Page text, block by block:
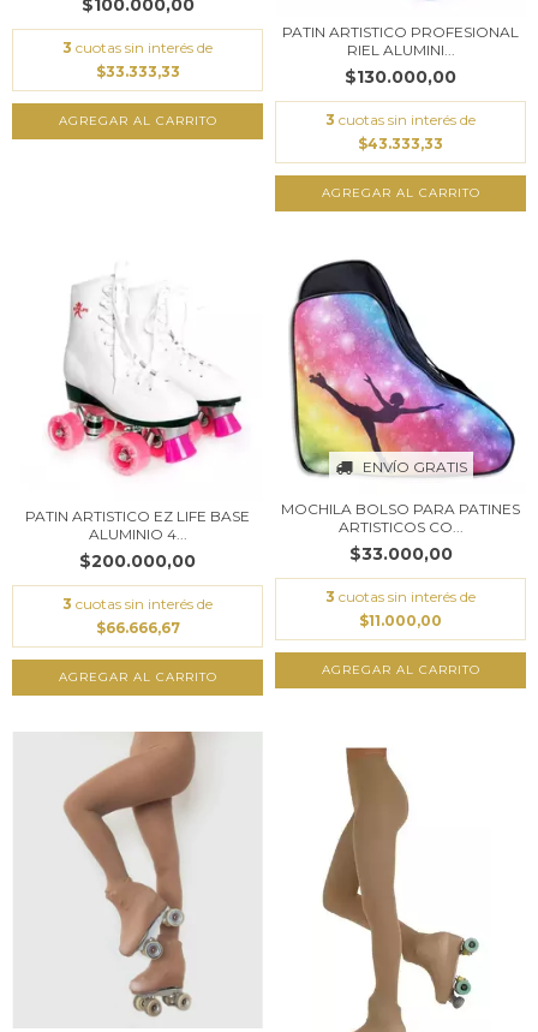
$100.000,00
3 cuotas sin interés de
$33.333,33
AGREGAR AL CARRITO
PATIN ARTISTICO PROFESIONAL
RIEL ALUMINI...
$130.000,00
3 cuotas sin interés de
$43.333,33
AGREGAR AL CARRITO
PATIN ARTISTICO EZ LIFE BASE
ALUMINIO 4...
$200.000,00
3 cuotas sin interés de
$66.666,67
AGREGAR AL CARRITO
ENVÍO GRATIS
MOCHILA BOLSO PARA PATINES
ARTISTICOS CO...
$33.000,00
3 cuotas sin interés de
$11.000,00